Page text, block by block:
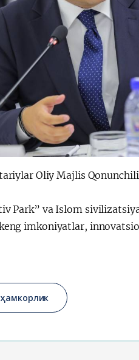
Oliy Majlis
Park” va Islom
imkoniyatlar,